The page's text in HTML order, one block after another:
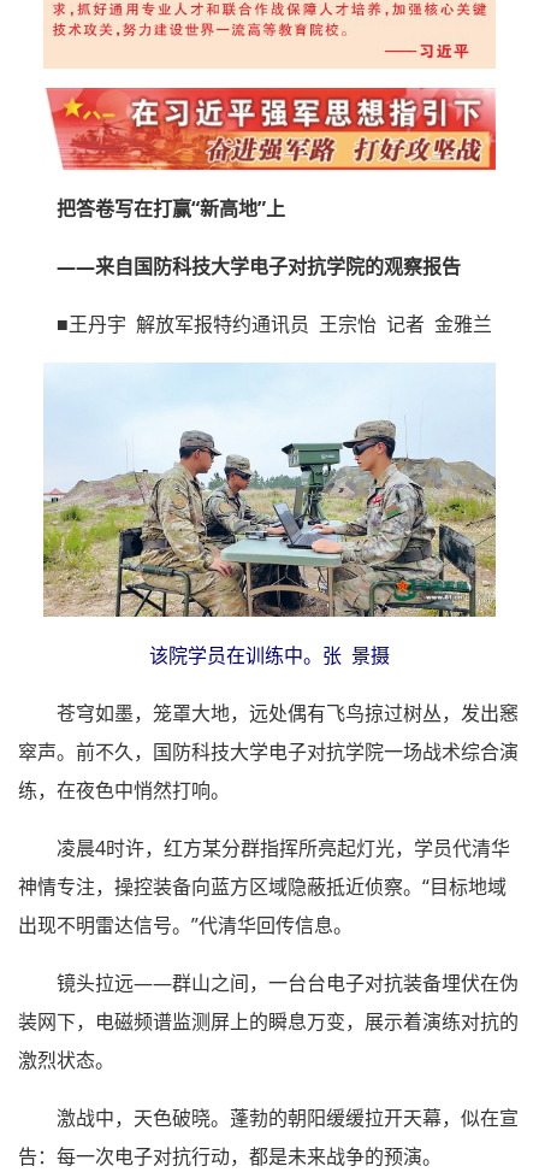
把答卷写在打赢“新高地”上
——来自国防科技大学电子对抗学院的观察报告
■王丹宇 解放军报特约通讯员 王宗怡 记者 金雅兰
该院学员在训练中。张 景摄
苍穹如墨，笼罩大地，远处偶有飞鸟掠过树丛，发出窸
窣声。前不久，国防科技大学电子对抗学院一场战术综合演
练，在夜色中悄然打响。
凌晨4时许，红方某分群指挥所亮起灯光，学员代清华
神情专注，操控装备向蓝方区域隐蔽抵近侦察。“目标地域
出现不明雷达信号。”代清华回传信息。
镜头拉远——群山之间，一台台电子对抗装备埋伏在伪
装网下，电磁频谱监测屏上的瞬息万变，展示着演练对抗的
激烈状态。
激战中，天色破晓。蓬勃的朝阳缓缓拉开天幕，似在宣
告：每一次电子对抗行动，都是未来战争的预演。